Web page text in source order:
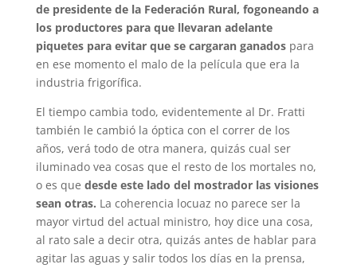
de presidente de la Federación Rural, fogoneando a
los productores para que llevaran adelante
piquetes para evitar que se cargaran ganadospara
en ese momento el malo de la película que era la
industria frigorífica.
El tiempo cambia todo, evidentemente al Dr. Fratti
también le cambió la óptica con el correr de los
años, verá todo de otra manera, quizás cual ser
iluminado vea cosas que el resto de los mortales no,
o es que desde este lado del mostrador las visiones
sean otras. La coherencia locuaz no parece ser la
mayor virtud del actual ministro, hoy dice una cosa,
al rato sale a decir otra, quizás antes de hablar para
agitar las aguas y salir todos los días en la prensa,